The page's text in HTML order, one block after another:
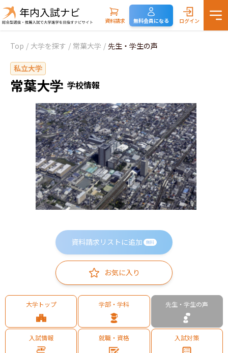
資料請求 無料会員になる ログイン
Top / 大学を探す / 常葉大学 / 先生・学生の声
私立大学
常葉大学 学校情報
資料請求リストに追加 無料
お気に入り
大学トップ 学部・学科 先生・学生の声
入試情報 就職・資格 入試対策